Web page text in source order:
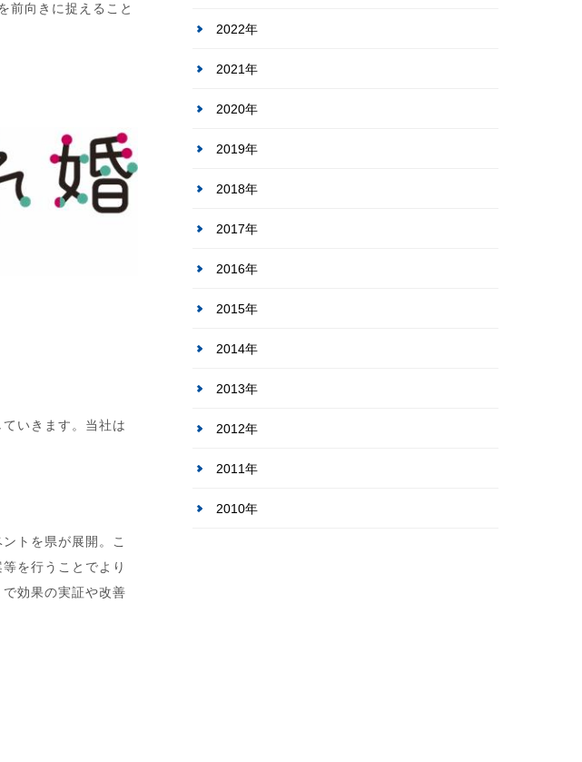
前向きに捉えること
いきます。当社は
トを県が展開。こ
を行うことでより
効果の実証や改善
2022年
2021年
2020年
2019年
2018年
2017年
2016年
2015年
2014年
2013年
2012年
2011年
2010年